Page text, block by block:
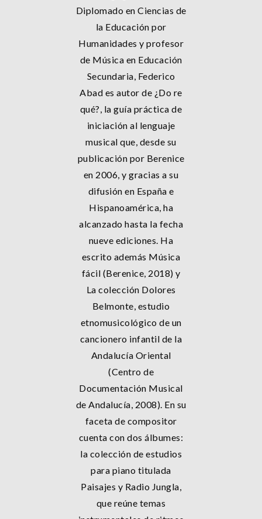
Diplomado en Ciencias de
la Educación por
Humanidades y profesor
de Música en Educación
Secundaria, Federico
Abad es autor de ¿Do re
qué?, la guía práctica de
iniciación al lenguaje
musical que, desde su
publicación por Berenice
en 2006, y gracias a su
difusión en España e
Hispanoamérica, ha
alcanzado hasta la fecha
nueve ediciones. Ha
escrito además Música
fácil (Berenice, 2018) y
La colección Dolores
Belmonte, estudio
etnomusicológico de un
cancionero infantil de la
Andalucía Oriental
(Centro de
Documentación Musical
de Andalucía, 2008). En su
faceta de compositor
cuenta con dos álbumes:
la colección de estudios
para piano titulada
Paisajes y Radio Jungla,
que reúne temas